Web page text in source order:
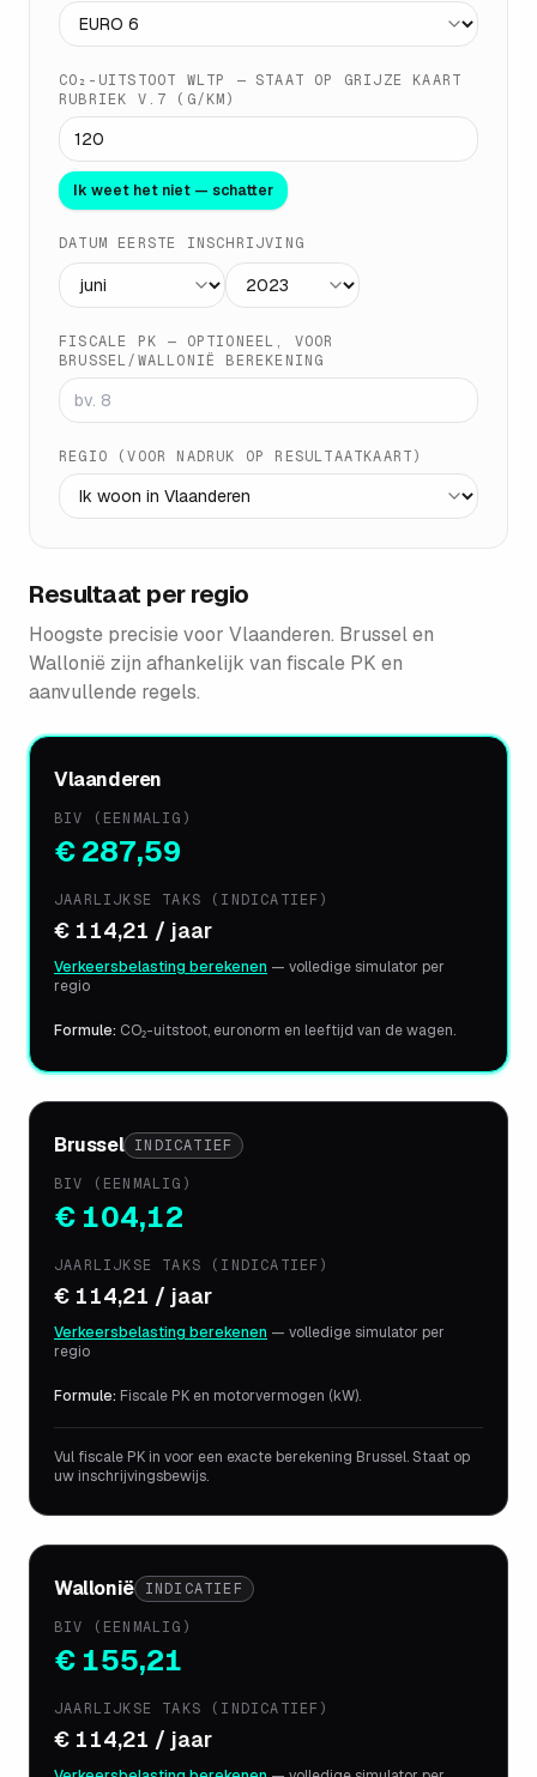
CO₂-UITSTOOT WLTP — STAAT OP GRIJZE KAART
RUBRIEK V.7 (G/KM)
Ik weet het niet — schatter
DATUM EERSTE INSCHRIJVING
FISCALE PK — OPTIONEEL, VOOR
BRUSSEL/WALLONIË BEREKENING
REGIO (VOOR NADRUK OP RESULTAATKAART)
Resultaat per regio
Hoogste precisie voor Vlaanderen. Brussel en
Wallonië zijn afhankelijk van fiscale PK en
aanvullende regels.
Vlaanderen
BIV (EENMALIG)
€ 287,59
JAARLIJKSE TAKS (INDICATIEF)
€ 114,21 / jaar
Verkeersbelasting berekenen — volledige simulator per
regio
Formule: CO₂-uitstoot, euronorm en leeftijd van de wagen.
Brussel
INDICATIEF
BIV (EENMALIG)
€ 104,12
JAARLIJKSE TAKS (INDICATIEF)
€ 114,21 / jaar
Verkeersbelasting berekenen — volledige simulator per
regio
Formule: Fiscale PK en motorvermogen (kW).
Vul fiscale PK in voor een exacte berekening Brussel. Staat op
uw inschrijvingsbewijs.
Wallonië
INDICATIEF
BIV (EENMALIG)
€ 155,21
JAARLIJKSE TAKS (INDICATIEF)
€ 114,21 / jaar